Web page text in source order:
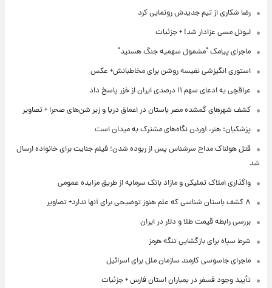
رضا شکاری از تیم جدیدش رونمایی کرد
لیونل مسی عزادار شد! + جزئیات
ماجرای پیامک "مشمول سهمیه جنگ هستید"
استوری انگیزشی نفیسه روشن برای مخاطبانش+ عکس
عراقچی به ادعای سهم ۱۱ درصدی ایران از خزر پاسخ داد
کشف شهرهای گمشده مصر باستان در اعماق دریا و زیر شن‌های صحرا + تصاویر
پزشکیان: هنر، آوردن نگاه‌های مشترک به میدان است
قتل هولناک مداح سرشناس پس از ربوده شدن؛ فیلم جنایت برای خانواده ارسال
شد
واگذاری املاک تملیکی و مازاد بانک سرمایه از طریق مزایده عمومی
۸ کشف باستان شناسی که علم هنوز توضیحی برای آنها ندارد+ تصاویر
بررسی رابطه قیمت طلا و دلار در ایران
شرط سپاه برای بازگشایی تنگه هرمز
ماجرای جاسوسی کارمند سازمان ملل برای اسرائیل
تأیید وجود فسفر در بمباران استان فارس + جزئیات